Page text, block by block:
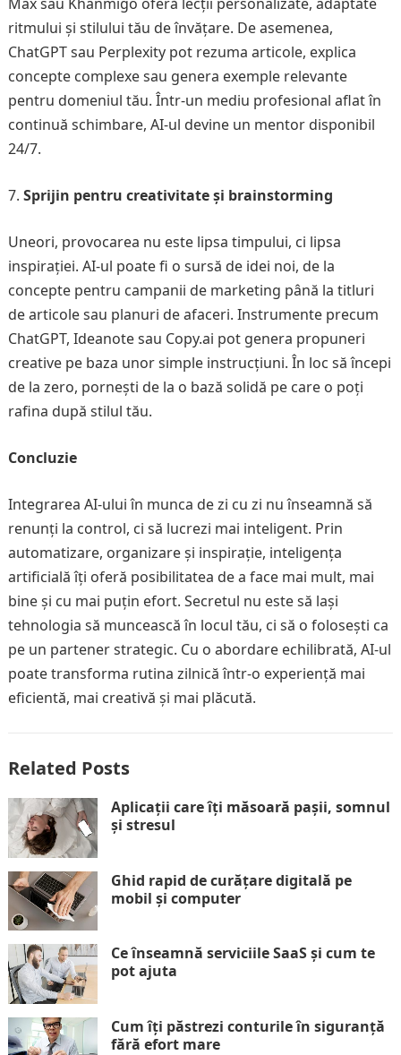
ritmului și stilului tău de învățare. De asemenea,
ChatGPT sau Perplexity pot rezuma articole, explica
concepte complexe sau genera exemple relevante
pentru domeniul tău. Într-un mediu profesional aflat în
continuă schimbare, AI-ul devine un mentor disponibil
24/7.
Sprijin pentru creativitate și brainstorming
Uneori, provocarea nu este lipsa timpului, ci lipsa
inspirației. AI-ul poate fi o sursă de idei noi, de la
concepte pentru campanii de marketing până la titluri
de articole sau planuri de afaceri. Instrumente precum
ChatGPT, Ideanote sau Copy.ai pot genera propuneri
creative pe baza unor simple instrucțiuni. În loc să începi
de la zero, pornești de la o bază solidă pe care o poți
rafina după stilul tău.
Concluzie
Integrarea AI-ului în munca de zi cu zi nu înseamnă să
renunți la control, ci să lucrezi mai inteligent. Prin
automatizare, organizare și inspirație, inteligența
artificială îți oferă posibilitatea de a face mai mult, mai
bine și cu mai puțin efort. Secretul nu este să lași
tehnologia să muncească în locul tău, ci să o folosești ca
pe un partener strategic. Cu o abordare echilibrată, AI-ul
poate transforma rutina zilnică într-o experiență mai
eficientă, mai creativă și mai plăcută.
Related Posts
Aplicații care îți măsoară pașii, somnul
și stresul
Ghid rapid de curățare digitală pe
mobil și computer
Ce înseamnă serviciile SaaS și cum te
pot ajuta
Cum îți păstrezi conturile în siguranță
fără efort mare